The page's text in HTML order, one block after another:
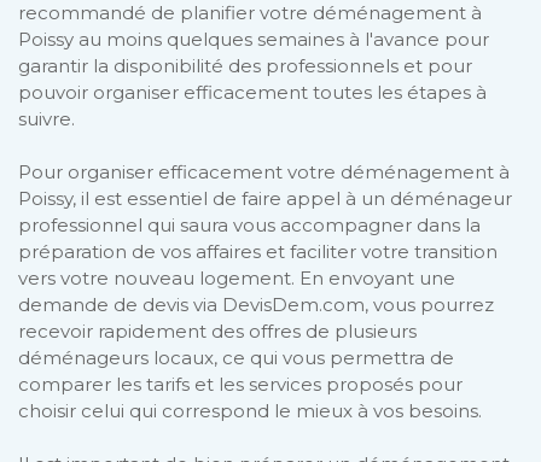
recommandé de planifier votre déménagement à
Poissy au moins quelques semaines à l'avance pour
garantir la disponibilité des professionnels et pour
pouvoir organiser efficacement toutes les étapes à
suivre.
Pour organiser efficacement votre déménagement à
Poissy, il est essentiel de faire appel à un déménageur
professionnel qui saura vous accompagner dans la
préparation de vos affaires et faciliter votre transition
vers votre nouveau logement. En envoyant une
demande de devis via DevisDem.com, vous pourrez
recevoir rapidement des offres de plusieurs
déménageurs locaux, ce qui vous permettra de
comparer les tarifs et les services proposés pour
choisir celui qui correspond le mieux à vos besoins.